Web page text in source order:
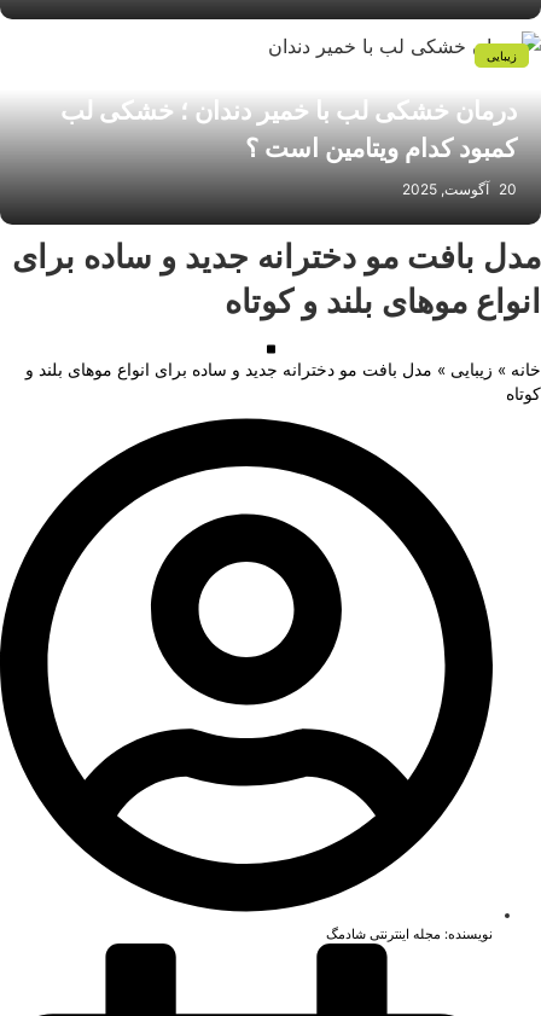
درمان خشکی لب با خمیر دندان ؛ خشکی لب
کمبود کدام ویتامین است ؟
20 آگوست, 2025
زیبایی
بافت مو دخترانه جدید و ساده برای
موهای بلند و کوتاه
» زیبایی » مدل بافت مو دخترانه جدید و ساده برای انواع موهای بلند و
نویسنده:مجله اینترنتی شادمگ